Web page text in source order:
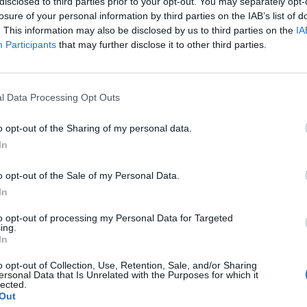
of your personal information by third parties on the IAB’s list of
This information may also be disclosed by us to third parties on the
Participants that may further disclose it to other third parties.
Data Processing Opt Outs
opt-out of the Sharing of my personal data.
opt-out of the Sale of my Personal Data.
opt-out of processing my Personal Data for Targeted
opt-out of Collection, Use, Retention, Sale, and/or Sharing
Data that Is Unrelated with the Purposes for which it
a tárgyalásokra Vlagyimir Putyin orosz
vezetői korábban egyetértettek abban, hogy Moszkvával nem
politikája miatt ugyanakkor kénytelenek voltak
fontos szempont, hogy Donald Trump amerikai elnök
portfolio.hu hírarchívumához tartozik, melynek olvasása
tartalmazza:
cikkarchívum